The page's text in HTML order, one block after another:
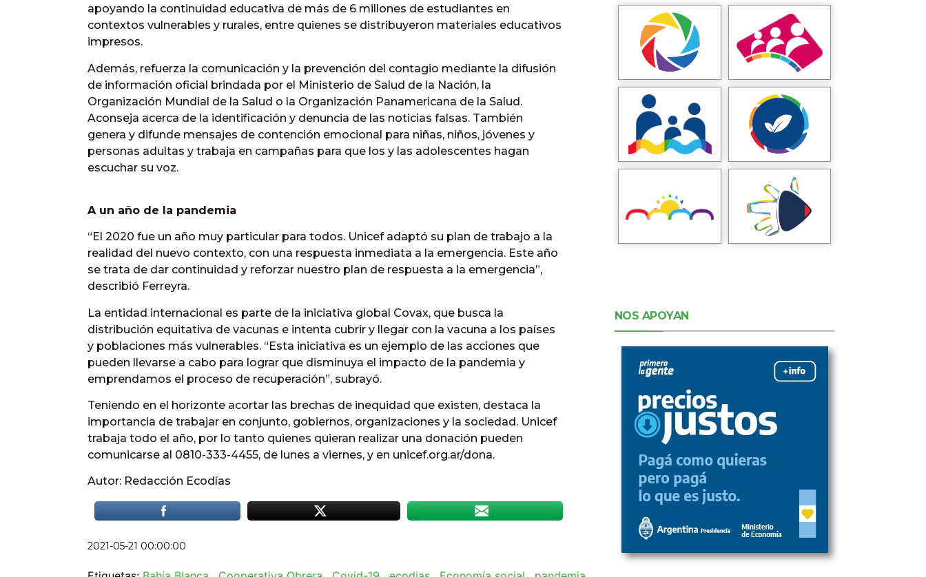
apoyando la continuidad educativa de más de 6 millones de estudiantes en
contextos vulnerables y rurales, entre quienes se distribuyeron materiales educativos
impresos.
Además, refuerza la comunicación y la prevención del contagio mediante la difusión
de información oficial brindada por el Ministerio de Salud de la Nación, la
Organización Mundial de la Salud o la Organización Panamericana de la Salud.
Aconseja acerca de la identificación y denuncia de las noticias falsas. También
genera y difunde mensajes de contención emocional para niñas, niños, jóvenes y
personas adultas y trabaja en campañas para que los y las adolescentes hagan
escuchar su voz.
A un año de la pandemia
“El 2020 fue un año muy particular para todos. Unicef adaptó su plan de trabajo a la
realidad del nuevo contexto, con una respuesta inmediata a la emergencia. Este año
se trata de dar continuidad y reforzar nuestro plan de respuesta a la emergencia”,
describió Ferreyra.
La entidad internacional es parte de la iniciativa global Covax, que busca la
distribución equitativa de vacunas e intenta cubrir y llegar con la vacuna a los países
y poblaciones más vulnerables. “Esta iniciativa es un ejemplo de las acciones que
pueden llevarse a cabo para lograr que disminuya el impacto de la pandemia y
emprendamos el proceso de recuperación”, subrayó.
Teniendo en el horizonte acortar las brechas de inequidad que existen, destaca la
importancia de trabajar en conjunto, gobiernos, organizaciones y la sociedad. Unicef
trabaja todo el año, por lo tanto quienes quieran realizar una donación pueden
comunicarse al 0810-333-4455, de lunes a viernes, y en unicef.org.ar/dona.
Autor: Redacción Ecodías
2021-05-21 00:00:00
NOS APOYAN